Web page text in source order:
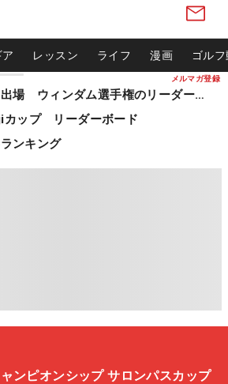
メルマガ登録
ア レッスン ライフ 漫画 ゴル
松山英樹ら出場 ウィンダム選手権のリーダーボード
カップ リーダーボード
ンキング
ンピオンシップ サロンパスカップ